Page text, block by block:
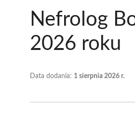
Nefrolog
2026 roku
Data dodania: 1 sierpnia 2026 r.